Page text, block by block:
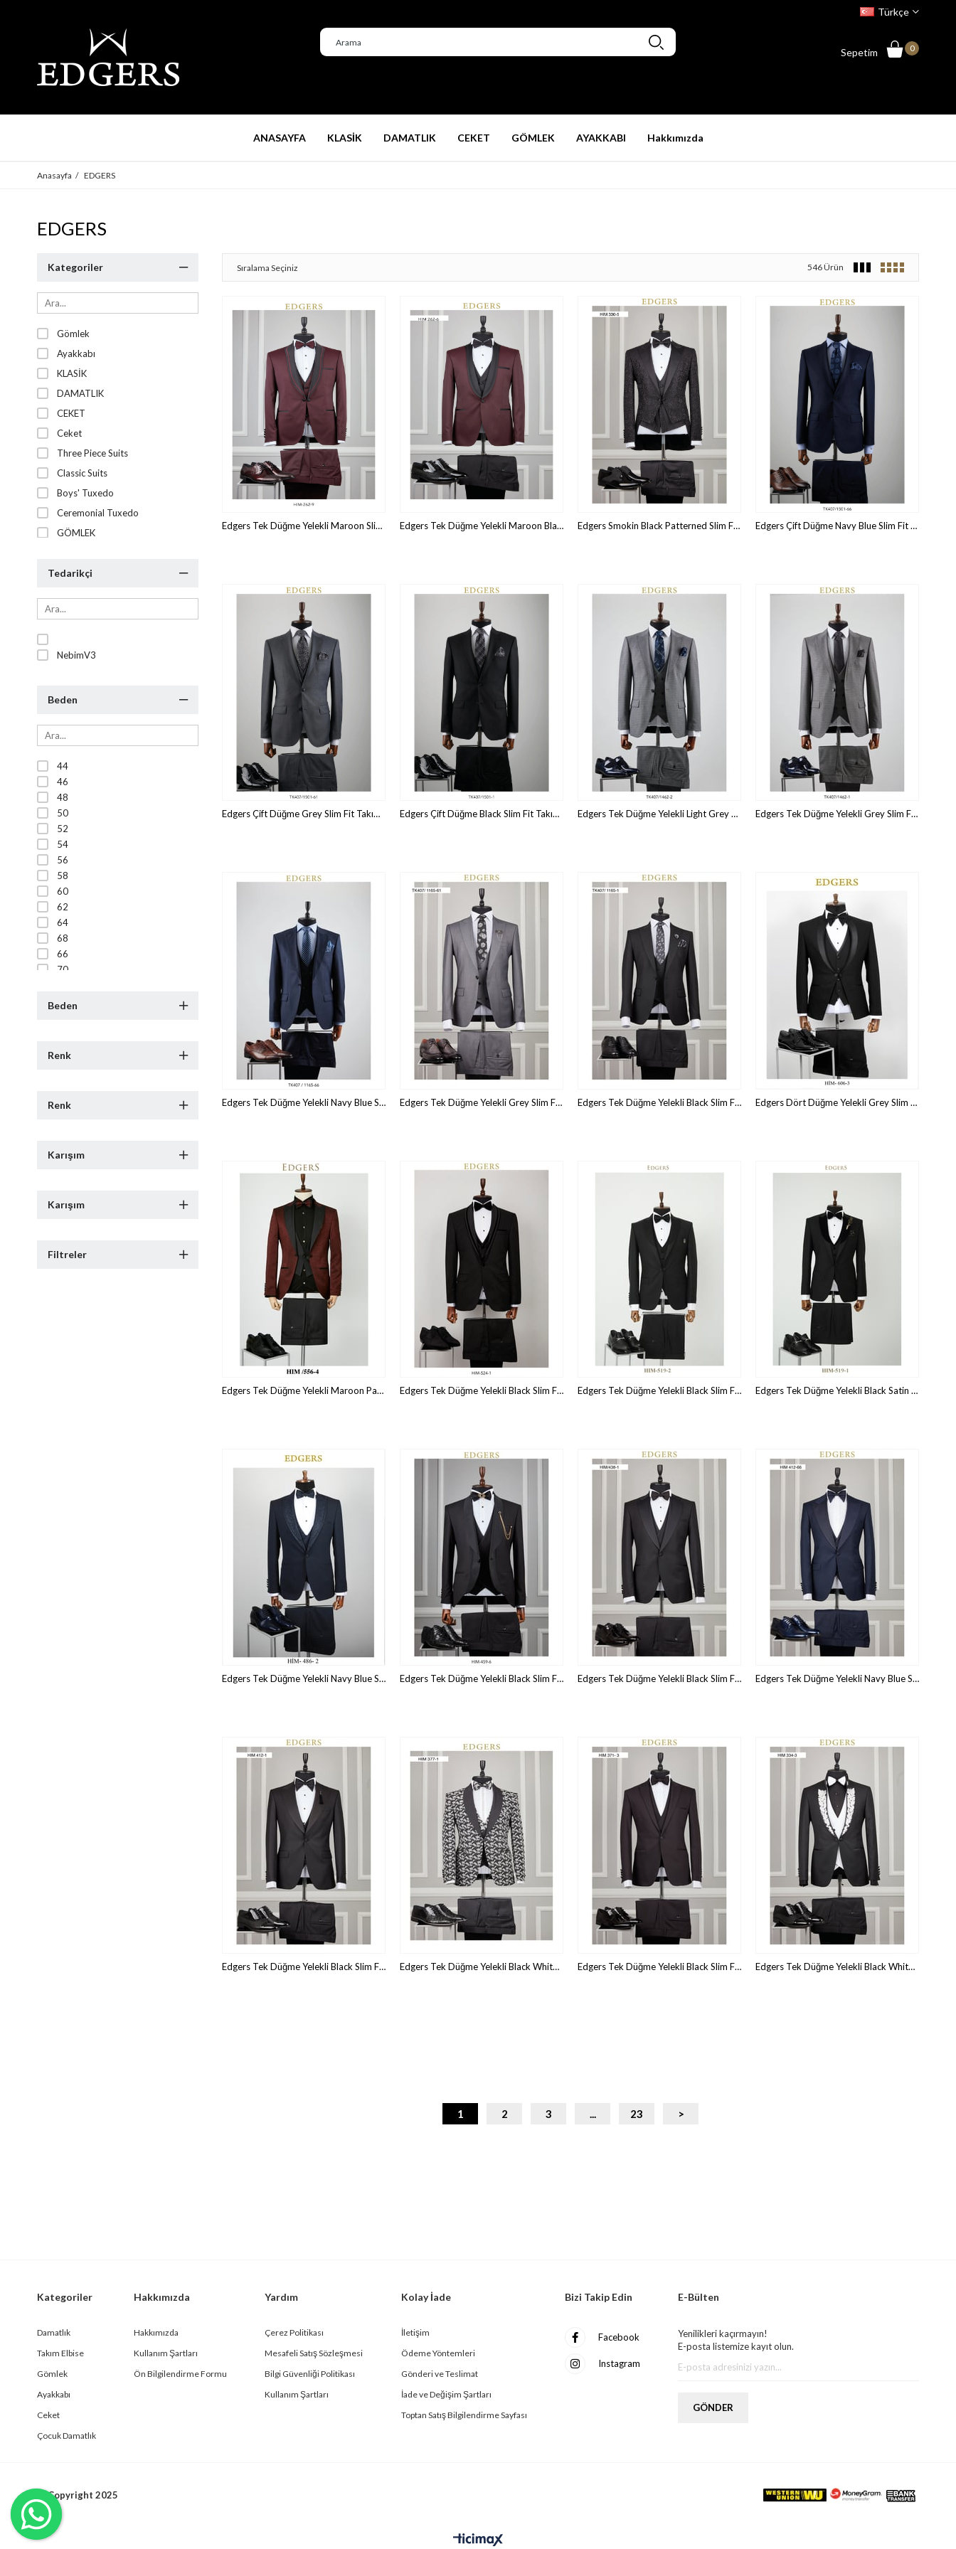
Türkçe
Sepetim 0
ANASAYFA KLASİK DAMATLIK CEKET GÖMLEK AYAKKABI Hakkımızda
Anasayfa EDGERS
EDGERS
Kategoriler
Gömlek
Ayakkabı
KLASİK
DAMATLIK
CEKET
Ceket
Three Piece Suits
Classic Suits
Boys' Tuxedo
Ceremonial Tuxedo
GÖMLEK
Tedarikçi
NebimV3
Beden
44
46
48
50
52
54
56
58
60
62
64
68
66
70
Beden
Renk
Renk
Karışım
Karışım
Filtreler
546 Ürün
Edgers Tek Düğme Yelekli Maroon Slim Fit Damatlık Takım HİM 262 Edgers Tek Düğme Yelekli Maroon Black Striped Slim Fit Damatlık Takım HİM 262 Edgers Smokin Black Patterned Slim Fit Damatlık Takım HİM 330 Edgers Çift Düğme Navy Blue Slim Fit Takım Elbise TK 407-1501
Edgers Çift Düğme Grey Slim Fit Takım Elbise TK 407-1501 Edgers Çift Düğme Black Slim Fit Takım Elbise TK 407-1501 Edgers Tek Düğme Yelekli Light Grey Slim Fit Takım Elbise TK 407-1462 Edgers Tek Düğme Yelekli Grey Slim Fit Takım Elbise TK 407-1462
Edgers Tek Düğme Yelekli Navy Blue Slim Fit Takım Elbise TK 407-1165 Edgers Tek Düğme Yelekli Grey Slim Fit Takım Elbise TK 407-1165 Edgers Tek Düğme Yelekli Black Slim Fit Takım Elbise TK 407-1165 Edgers Dört Düğme Yelekli Grey Slim Fit Damatlık Takım HİM 606
Edgers Tek Düğme Yelekli Maroon Patterned Slim Fit Damatlık Takım HİM 556 Edgers Tek Düğme Yelekli Black Slim Fit Damatlık Takım HİM 524 Edgers Tek Düğme Yelekli Black Slim Fit Damatlık Takım HİM 519 Edgers Tek Düğme Yelekli Black Satin Slim Fit Damatlık Takım HİM 519
Edgers Tek Düğme Yelekli Navy Blue Sivery Collar Slim Fit Damatlık Takım HİM 486 Edgers Tek Düğme Yelekli Black Slim Fit Damatlık Takım HİM 459 Edgers Tek Düğme Yelekli Black Slim Fit Damatlık Takım HİM 438 Edgers Tek Düğme Yelekli Navy Blue Slim Fit Damatlık Takım HİM 412
Edgers Tek Düğme Yelekli Black Slim Fit Damatlık Takım HİM 412 Edgers Tek Düğme Yelekli Black White Slim Fit Damatlık Takım HİM 377 Edgers Tek Düğme Yelekli Black Slim Fit Damatlık Takım HİM 371 Edgers Tek Düğme Yelekli Black White Slim Fit Damatlık Takım HİM 334
1 2 3 ... 23 >
Kategoriler
Damatlık
Takım Elbise
Gömlek
Ayakkabı
Ceket
Çocuk Damatlık
Hakkımızda
Hakkımızda
Kullanım Şartları
Ön Bilgilendirme Formu
Yardım
Çerez Politikası
Mesafeli Satış Sözleşmesi
Bilgi Güvenliği Politikası
Kullanım Şartları
Kolay İade
İletişim
Ödeme Yöntemleri
Gönderi ve Teslimat
İade ve Değişim Şartları
Toptan Satış Bilgilendirme Sayfası
Bizi Takip Edin
Facebook
Instagram
E-Bülten
Yenilikleri kaçırmayın!
E-posta listemize kayıt olun.
GÖNDER
© Copyright 2025